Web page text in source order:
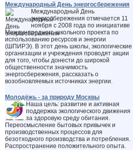
Международный День энергосбережения
Международный День
энергосбережения отмечается 11
ноября с 2008 года по инициативе
Международного школьного проекта по
использованию ресурсов и энергии
(ШПИРЭ). В этот день школы, экологические
организации и учреждения проводят акции
для того, чтобы донести до широкой
общественности значимость
энергосбережения, рассказать о
возобновляемых источниках энергии.
Молодёжь - за природу Москвы
Наша цель: развитие и активная
поддержка экологического движения
за здоровую среду обитания.
Переосмысление бытовых привычек и
производственных процессов для
безотходного производства и потребления.
Распространение положительного опыта.